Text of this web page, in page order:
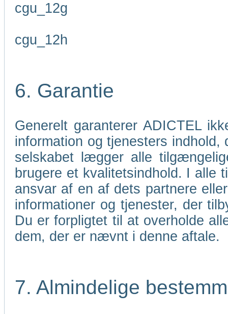
cgu_12g
cgu_12h
6. Garantie
Generelt garanterer ADICTEL
information og tjenesters
selskabet lægger alle
brugere et kvalitetsindhold. I alle
ansvar af en af dets partnere
informationer og tjenester, der
Du er forpligtet til at overholde
dem, der er nævnt i denne aftale.
7. Almindelige